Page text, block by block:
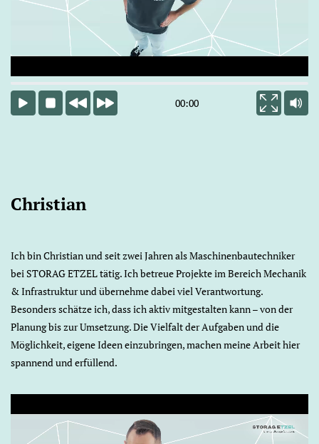
Video lädt
Start Stop ZurückVor
00:00
VollbildTon
Christian
Ich bin Christian und seit zwei Jahren als Maschinenbautechniker
bei STORAG ETZEL tätig. Ich betreue Projekte im Bereich Mechanik
& Infrastruktur und übernehme dabei viel Verantwortung.
Besonders schätze ich, dass ich aktiv mitgestalten kann – von der
Planung bis zur Umsetzung. Die Vielfalt der Aufgaben und die
Möglichkeit, eigene Ideen einzubringen, machen meine Arbeit hier
spannend und erfüllend.